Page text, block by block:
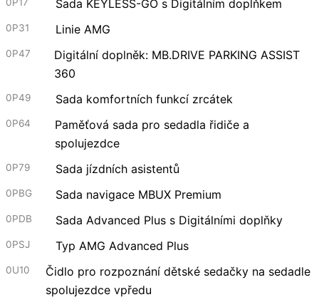
Sada KEYLESS-GO s Digitálním doplňkem
0P31 Linie AMG
0P47
Digitální doplněk: MB.DRIVE PARKING ASSIST
360​
0P49 Sada komfortních funkcí zrcátek
0P64
Paměťová sada pro sedadla řidiče a
spolujezdce
0P79 Sada jízdních asistentů
0PBG Sada navigace MBUX Premium
0PDB Sada Advanced Plus s Digitálními doplňky
0PSJ Typ AMG Advanced Plus
0U10
Čidlo pro rozpoznání dětské sedačky na sedadle
spolujezdce vpředu